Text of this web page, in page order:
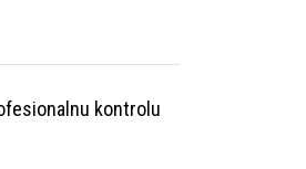
kontrolu